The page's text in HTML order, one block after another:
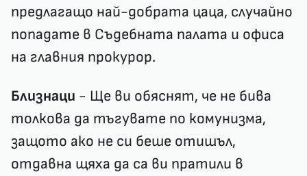
предлагащо най-добрата цаца, случайно
попадате в Съдебната палата и офиса
на главния прокурор.
Близнаци - Ще ви обяснят, че не бива
толкова да тъгувате по комунизма,
защото ако не си беше отишъл,
отдавна щяха да са ви пратили в